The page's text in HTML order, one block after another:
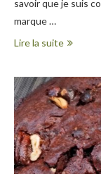
savoir que je suis
marque …
Lire la suite